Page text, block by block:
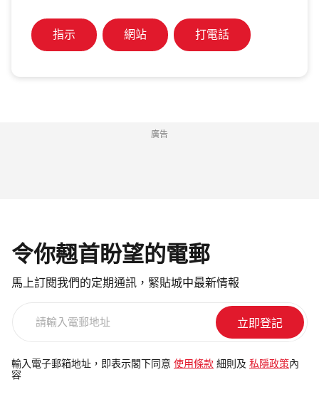
指示 網站 打電話
廣告
令你翹首盼望的電郵
馬上訂閱我們的定期通訊，緊貼城中最新情報
電
郵
輸入電子郵箱地址，即表示閣下同意 使用條款 細則及 私隱政策 內
容